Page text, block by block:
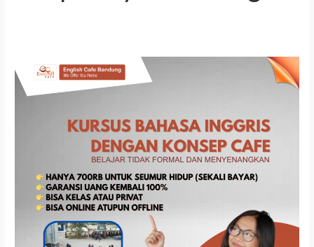
Tempat
Kursus
Tahun
2026
Harganya